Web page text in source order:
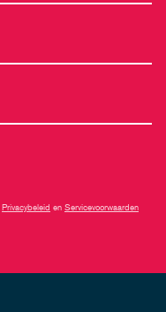
Privacybeleid en Servicevoorwaarden